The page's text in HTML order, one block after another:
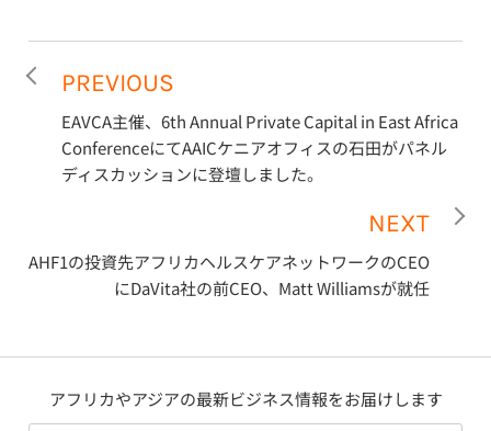
PREVIOUS
EAVCA主催、6th Annual Private Capital in East Africa
ConferenceにてAAICケニアオフィスの石田がパネル
ディスカッションに登壇しました。
NEXT
AHF1の投資先アフリカヘルスケアネットワークのCEO
にDaVita社の前CEO、Matt Williamsが就任
アフリカやアジアの最新ビジネス情報をお届けします